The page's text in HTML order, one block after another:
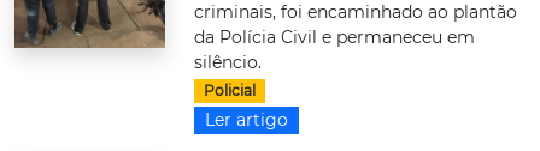
criminais, foi encaminhado ao plantão
da Polícia Civil e permaneceu em
silêncio.
Policial
Ler artigo